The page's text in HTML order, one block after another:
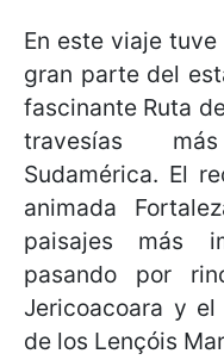
En este viaje
gran parte del
fascinante Ruta
travesías
Sudamérica. El
animada
paisajes más
pasando por
Jericoacoara y el
de los Lençóis